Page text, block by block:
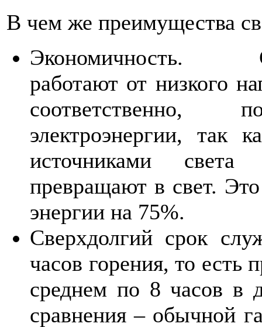
В чем же преимущества
Экономичность.
работают от низкого
электроэнергии,
источниками
превращают в свет. Это
энергии на 75%.
Сверхдолгий срок
часов горения, то есть
среднем по 8 часов в
сравнения – обычной